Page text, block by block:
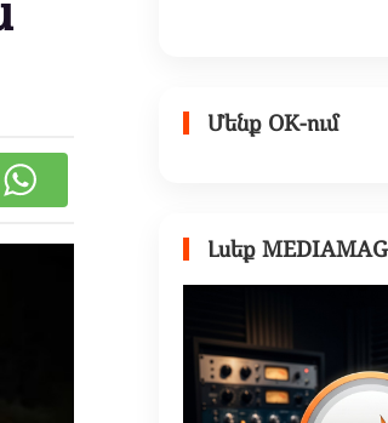
Մենք OK-ում
Լսեք